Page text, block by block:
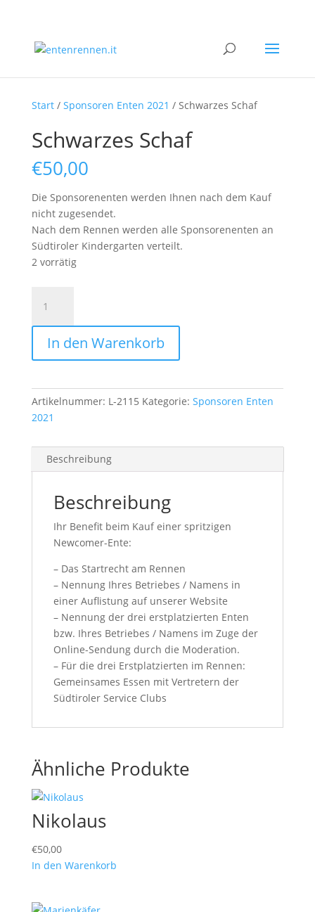
Start/ Sponsoren Enten 2021 / Schwarzes Schaf
Schwarzes Schaf
€50,00
Die Sponsorenenten werden Ihnen nach dem Kauf
nicht zugesendet.
Nach dem Rennen werden alle Sponsorenenten an
Südtiroler Kindergarten verteilt.
2 vorrätig
Schaf
Menge
In den Warenkorb
Artikelnummer: L-2115 Kategorie: Sponsoren Enten
2021
Beschreibung
Beschreibung
Ihr Benefit beim Kauf einer spritzigen
Newcomer-Ente:
– Das Startrecht am Rennen
– Nennung Ihres Betriebes / Namens in
einer Auflistung auf unserer Website
– Nennung der drei erstplatzierten Enten
bzw. Ihres Betriebes / Namens im Zuge der
Online-Sendung durch die Moderation.
– Für die drei Erstplatzierten im Rennen:
Gemeinsames Essen mit Vertretern der
Südtiroler Service Clubs
Ähnliche Produkte
Nikolaus
€50,00
In den Warenkorb